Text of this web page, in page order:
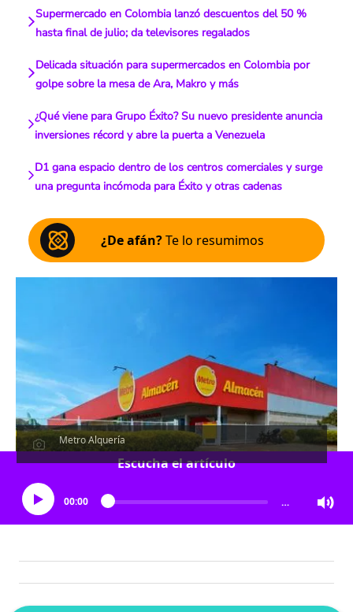
Supermercado en Colombia lanzó descuentos del 50 %
hasta final de julio; da televisores regalados
Delicada situación para supermercados en Colombia por
golpe sobre la mesa de Ara, Makro y más
¿Qué viene para Grupo Éxito? Su nuevo presidente anuncia
inversiones récord y abre la puerta a Venezuela
D1 gana espacio dentro de los centros comerciales y surge
una pregunta incómoda para Éxito y otras cadenas
¿De afán?Te lo resumimos
Metro Alquería
Escucha el artículo
00:00 …